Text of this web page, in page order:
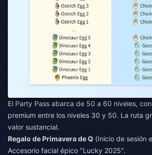
El Party Pass abarca de 50 a 60 niveles,
premium entre los niveles 30 y 50. La ruta
valor sustancial.
Regalo de Primavera de Q (Inicio de sesión
Accesorio facial épico "Lucky 2025".